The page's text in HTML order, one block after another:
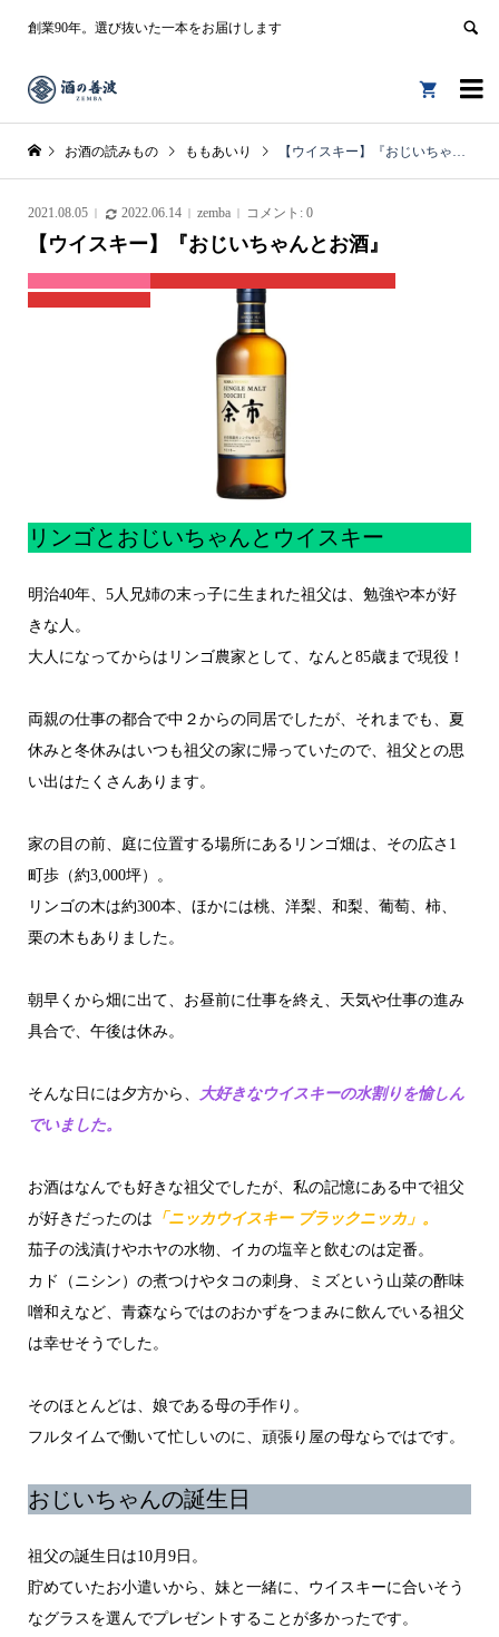
創業90年。選び抜いた一本をお届けします


お酒の読みもの ももあいり 【ウイスキー】『おじいちゃんとお酒』
2021.08.05 2022.06.14 zemba コメント: 0
【ウイスキー】『おじいちゃんとお酒』
リンゴとおじいちゃんとウイスキー
明治40年、5人兄姉の末っ子に生まれた祖父は、勉強や本が好
きな人。
大人になってからはリンゴ農家として、なんと85歳まで現役！
両親の仕事の都合で中２からの同居でしたが、それまでも、夏
休みと冬休みはいつも祖父の家に帰っていたので、祖父との思
い出はたくさんあります。
家の目の前、庭に位置する場所にあるリンゴ畑は、その広さ1
町歩（約3,000坪）。
リンゴの木は約300本、ほかには桃、洋梨、和梨、葡萄、柿、
栗の木もありました。
朝早くから畑に出て、お昼前に仕事を終え、天気や仕事の進み
具合で、午後は休み。
そんな日には夕方から、
大好きなウイスキーの水割りを愉しん
でいました。
お酒はなんでも好きな祖父でしたが、私の記憶にある中で祖父
が好きだったのは 「ニッカウイスキー ブラックニッカ」。
茄子の浅漬けやホヤの水物、イカの塩辛と飲むのは定番。
カド（ニシン）の煮つけやタコの刺身、ミズという山菜の酢味
噌和えなど、青森ならではのおかずをつまみに飲んでいる祖父
は幸せそうでした。
そのほとんどは、娘である母の手作り。
フルタイムで働いて忙しいのに、頑張り屋の母ならではです。
おじいちゃんの誕生日
祖父の誕生日は10月9日。
貯めていたお小遣いから、妹と一緒に、ウイスキーに合いそう
なグラスを選んでプレゼントすることが多かったです。